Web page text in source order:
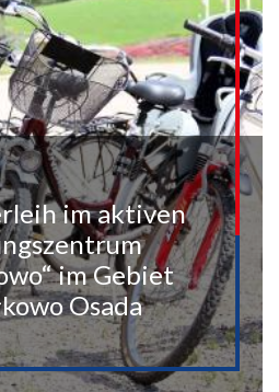
im aktiven
im Gebiet
Osada